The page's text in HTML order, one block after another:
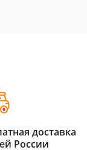
доставка
России